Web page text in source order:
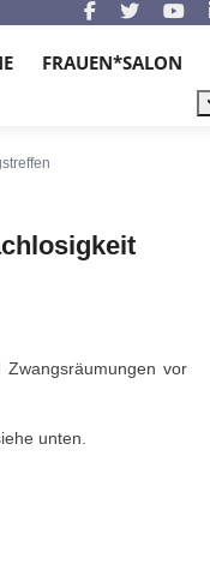
FRAUEN*SALON
vor
unten.